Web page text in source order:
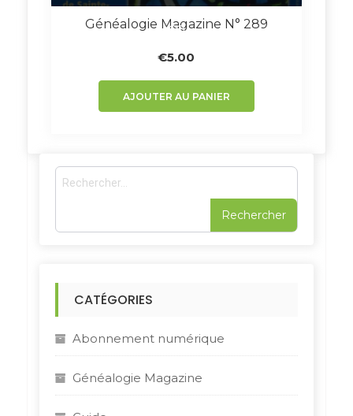
Généalogie Magazine N° 289
€5.00
AJOUTER AU PANIER
R
:
CATÉGORIES
Abonnement numérique
Généalogie Magazine